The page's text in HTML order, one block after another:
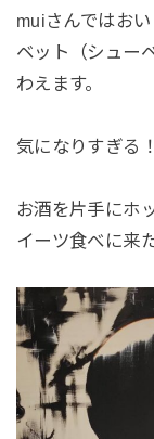
muiさんではお
ベット（シュー
わえます。
気になりすぎる！
お酒を片手にホ
イーツ食べに来